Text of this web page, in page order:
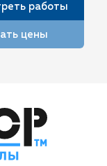
работы
цены